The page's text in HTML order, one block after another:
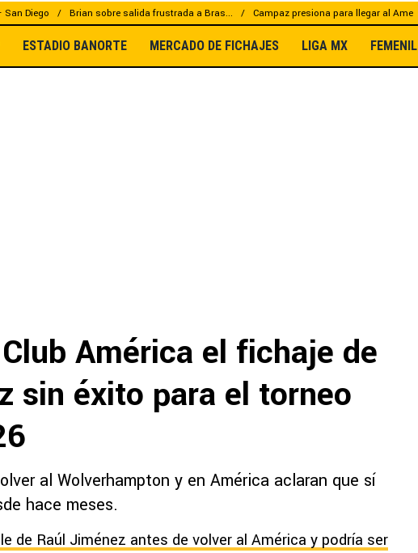
Diego Brian sobre salida frustrada a Bras... Campaz presiona para llegar al Ame
ESTADIO BANORTE MERCADO DE FICHAJES LIGA MX FEMENIL
América el fichaje de
sin éxito para el torneo
al Wolverhampton y en América aclaran que sí
hace meses.
de Raúl Jiménez antes de volver al América y podría ser